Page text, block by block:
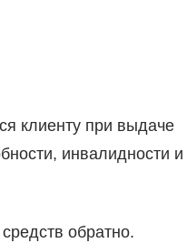
клиенту при выдаче
инвалидности и
обратно.